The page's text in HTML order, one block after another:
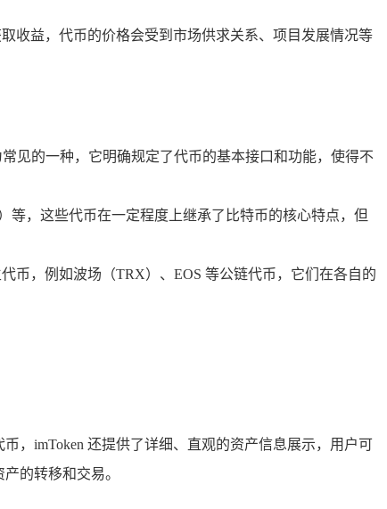
收益，代币的价格会受到市场供求关系、项目发展情况等
见的一种，它明确规定了代币的基本接口和功能，使得不
等，这些代币在一定程度上继承了比特币的核心特点，但
币，例如波场（TRX）、EOS 等公链代币，它们在各自的
，imToken 还提供了详细、直观的资产信息展示，用户可
的转移和交易。